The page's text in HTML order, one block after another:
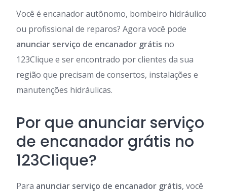
Você é encanador autônomo, bombeiro hidráulico
ou profissional de reparos? Agora você pode
anunciar serviço de encanador grátis no
123Clique e ser encontrado por clientes da sua
região que precisam de consertos, instalações e
manutenções hidráulicas.
Por que anunciar serviço
de encanador grátis no
123Clique?
Para anunciar serviço de encanador grátis, você